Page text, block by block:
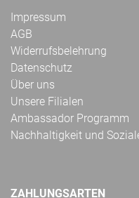
Impressum
AGB
Widerrufsbelehrung
Datenschutz
Über uns
Unsere Filialen
Ambassador Programm
Nachhaltigkeit und
ZAHLUNGSARTEN